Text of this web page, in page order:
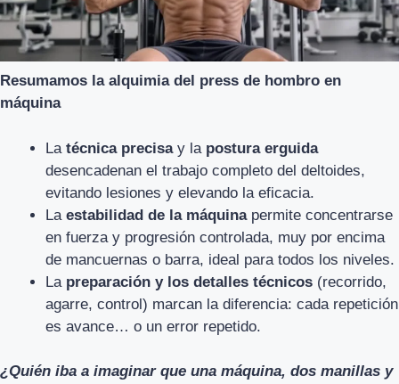
Resumamos la alquimia del press de hombro en
máquina
La técnica precisay la postura erguida
desencadenan el trabajo completo del deltoides,
evitando lesiones y elevando la eficacia.
La estabilidad de la máquinapermite concentrarse
en fuerza y progresión controlada, muy por encima
de mancuernas o barra, ideal para todos los niveles.
La preparación y los detalles técnicos (recorrido,
agarre, control) marcan la diferencia: cada repetición
es avance… o un error repetido.
¿Quién iba a imaginar que una máquina, dos manillas y